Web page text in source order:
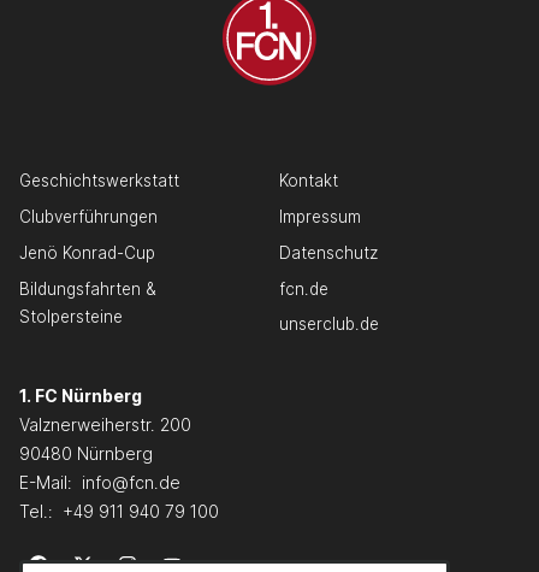
Geschichtswerkstatt
Clubverführungen
Jenö Konrad-Cup
Bildungsfahrten &
Stolpersteine
Kontakt
Impressum
Datenschutz
fcn.de
unserclub.de
1. FC Nürnberg
Valznerweiherstr. 200
90480 Nürnberg
E-Mail: info@fcn.de
Tel.: +49 911 940 79 100